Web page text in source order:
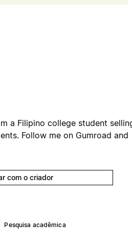
a Filipino college student
Follow me on Gumroad and
com o criador
Pesquisa acadêmica